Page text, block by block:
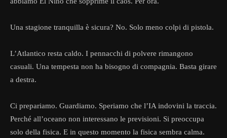
Una stagione tranquilla è sicura? No. Solo meno colpi di pistola.
L’Atlantico resta caldo. I pennacchi di polvere rimangono
casuali. Una tempesta non ha bisogno di compagnia. Basta girare
a destra.
Ci prepariamo. Guardiamo. Speriamo che l’IA indovini la traccia.
Perché all’oceano non interessano le previsioni. Si preoccupa
solo della fisica. E in questo momento la fisica sembra calma.